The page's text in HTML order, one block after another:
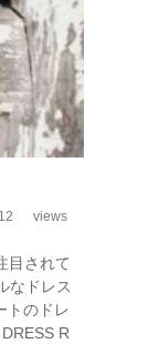
views
目されて
なドレス
トのドレ
R